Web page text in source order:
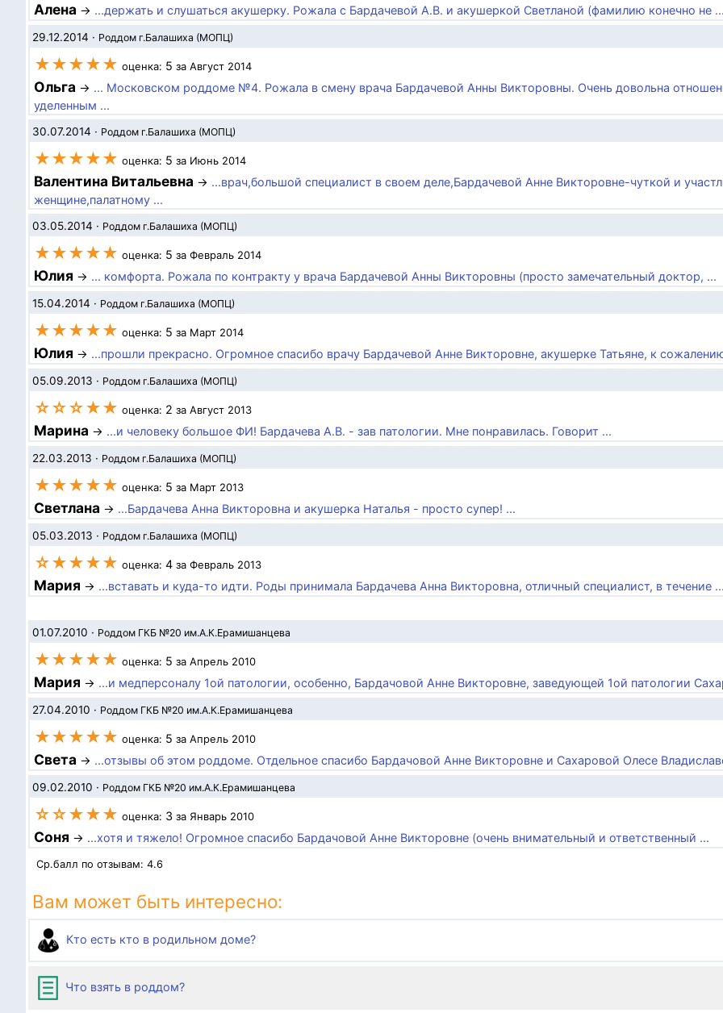
Алена → ...держать и слушаться акушерку. Рожала с Бардачевой А.В. и акушеркой Светланой (фамилию конечно не ...
29.12.2014 · Роддом г.Балашиха (МОПЦ)
★★★★★ оценка: 5 за Август 2014
Ольга → ... Московском роддоме №4. Рожала в смену врача Бардачевой Анны Викторовны. Очень довольна
уделенным ...
30.07.2014 · Роддом г.Балашиха (МОПЦ)
★★★★★ оценка: 5 за Июнь 2014
Валентина Витальевна → ...врач,большой специалист в своем деле,Бардачевой Анне Викторовне-чуткой и
женщине,палатному ...
03.05.2014 · Роддом г.Балашиха (МОПЦ)
★★★★★ оценка: 5 за Февраль 2014
Юлия → ... комфорта. Рожала по контракту у врача Бардачевой Анны Викторовны (просто замечательный доктор, ...
15.04.2014 · Роддом г.Балашиха (МОПЦ)
★★★★★ оценка: 5 за Март 2014
Юлия → ...прошли прекрасно. Огромное спасибо врачу Бардачевой Анне Викторовне, акушерке Татьяне, к
05.09.2013 · Роддом г.Балашиха (МОПЦ)
☆☆☆★★ оценка: 2 за Август 2013
Марина → ...и человеку большое ФИ! Бардачева А.В. - зав патологии. Мне понравилась. Говорит ...
22.03.2013 · Роддом г.Балашиха (МОПЦ)
★★★★★ оценка: 5 за Март 2013
Светлана → ...Бардачева Анна Викторовна и акушерка Наталья - просто супер! ...
05.03.2013 · Роддом г.Балашиха (МОПЦ)
☆★★★★ оценка: 4 за Февраль 2013
Мария → ...вставать и куда-то идти. Роды принимала Бардачева Анна Викторовна, отличный специалист, в течение ...
01.07.2010 · Роддом ГКБ №20 им.А.К.Ерамишанцева
★★★★★ оценка: 5 за Апрель 2010
Мария → ...и медперсоналу 1ой патологии, особенно, Бардачовой Анне Викторовне, заведующей 1ой патологии
27.04.2010 · Роддом ГКБ №20 им.А.К.Ерамишанцева
★★★★★ оценка: 5 за Апрель 2010
Света → ...отзывы об этом роддоме. Отдельное спасибо Бардачовой Анне Викторовне и Сахаровой Олесе
09.02.2010 · Роддом ГКБ №20 им.А.К.Ерамишанцева
☆☆★★★ оценка: 3 за Январь 2010
Соня → ...хотя и тяжело! Огромное спасибо Бардачовой Анне Викторовне (очень внимательный и ответственный ...
Ср.балл по отзывам: 4.6
Вам может быть интересно:
Кто есть кто в родильном доме?
Что взять в роддом?